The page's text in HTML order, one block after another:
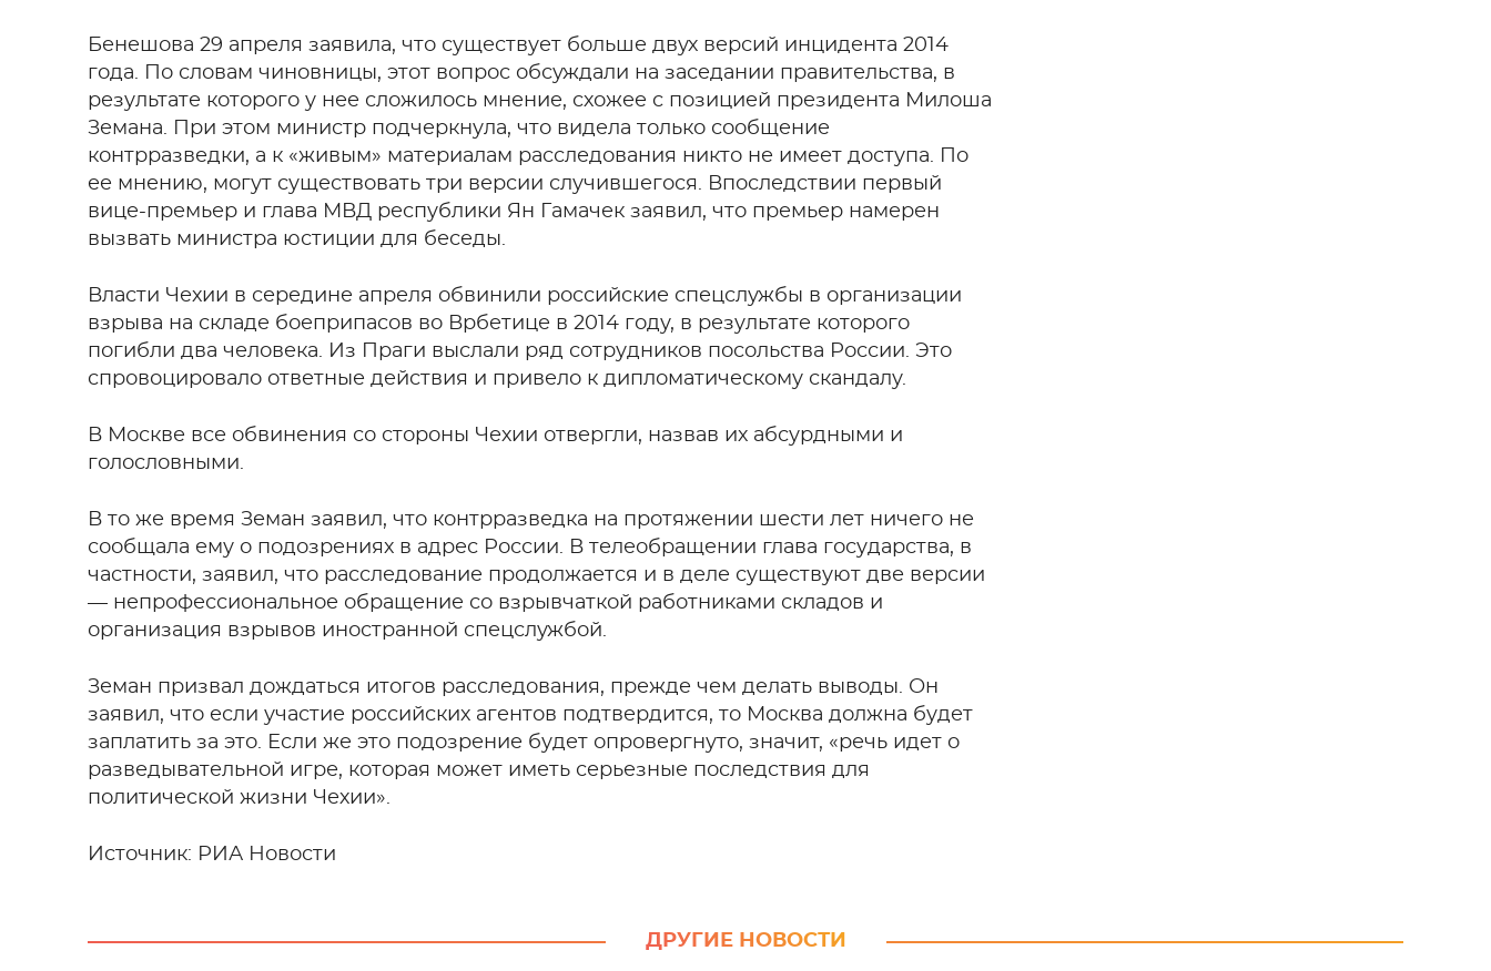
Бенешова 29 апреля заявила, что существует больше двух версий инцидента 2014
года. По словам чиновницы, этот вопрос обсуждали на заседании правительства, в
результате которого у нее сложилось мнение, схожее с позицией президента Милоша
Земана. При этом министр подчеркнула, что видела только сообщение
контрразведки, а к «живым» материалам расследования никто не имеет доступа. По
ее мнению, могут существовать три версии случившегося. Впоследствии первый
вице-премьер и глава МВД республики Ян Гамачек заявил, что премьер намерен
вызвать министра юстиции для беседы.
Власти Чехии в середине апреля обвинили российские спецслужбы в организации
взрыва на складе боеприпасов во Врбетице в 2014 году, в результате которого
погибли два человека. Из Праги выслали ряд сотрудников посольства России. Это
спровоцировало ответные действия и привело к дипломатическому скандалу.
В Москве все обвинения со стороны Чехии отвергли, назвав их абсурдными и
голословными.
В то же время Земан заявил, что контрразведка на протяжении шести лет ничего не
сообщала ему о подозрениях в адрес России. В телеобращении глава государства, в
частности, заявил, что расследование продолжается и в деле существуют две версии
— непрофессиональное обращение со взрывчаткой работниками складов и
организация взрывов иностранной спецслужбой.
Земан призвал дождаться итогов расследования, прежде чем делать выводы. Он
заявил, что если участие российских агентов подтвердится, то Москва должна будет
заплатить за это. Если же это подозрение будет опровергнуто, значит, «речь идет о
разведывательной игре, которая может иметь серьезные последствия для
политической жизни Чехии».
Источник: РИА Новости
ДРУГИЕ НОВОСТИ